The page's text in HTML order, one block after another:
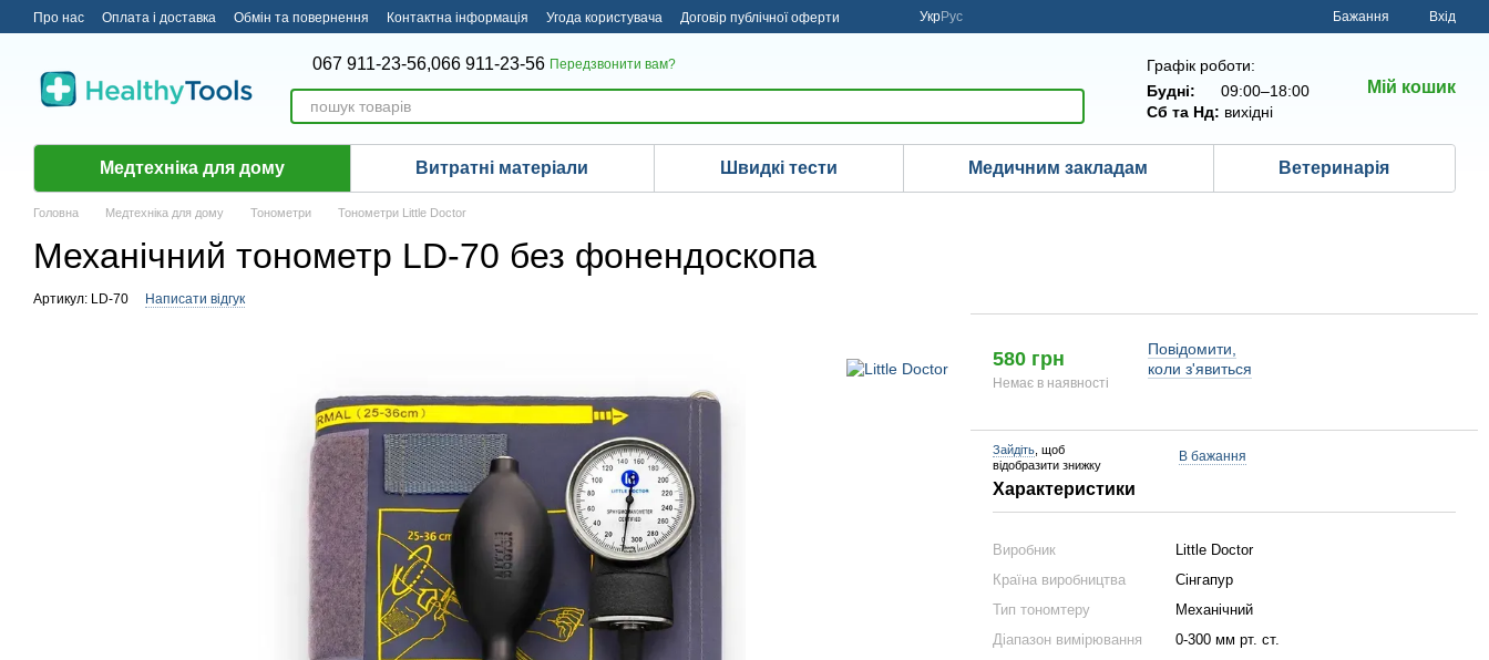
Перейти до основного контенту
Про нас Оплата і доставка Обмін та повернення Контактна інформація Угода користувача Договір публічної оферти УкрРус Бажання Вхід
067 911-23-56,066 911-23-56 Передзвонити вам?
Графік роботи:
Будні:
09:00–18:00
Сб та Нд: вихідні
Мій кошик
Медтехніка для дому Витратні матеріали Швидкі тести Медичним закладам Ветеринарія
Головна Медтехніка для дому Тонометри Тонометри Little Doctor
Механічний тонометр LD-70 без фонендоскопа
Артикул: LD-70 Написати відгук
580 грн
Немає в наявності
Повідомити,
коли з'явиться
Зайдіть , щоб
відобразити знижку
В бажання
Характеристики
Виробник
Little Doctor
Країна виробництва
Сінгапур
Тип тономтеру
Механічний
Діапазон вимірювання
0-300 мм рт. ст.